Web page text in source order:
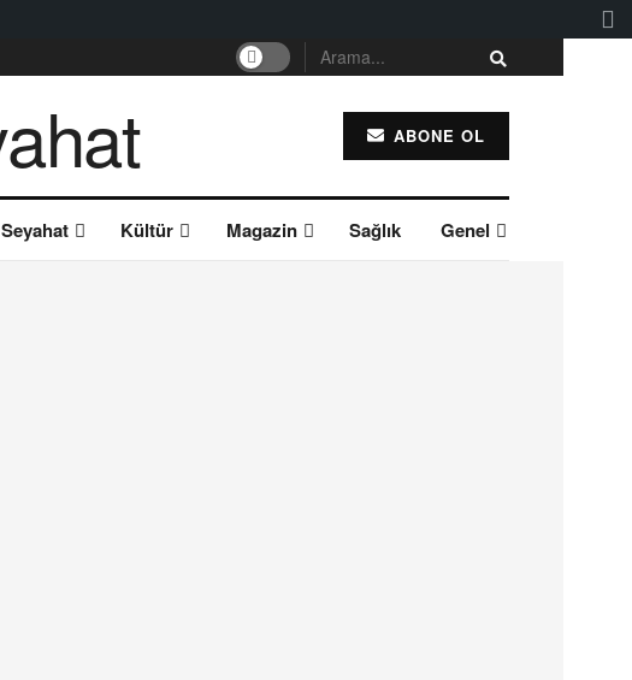
ABONE OL
Seyahat Kültür Magazin Sağlık Genel